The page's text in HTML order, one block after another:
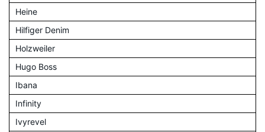
Heine
Hilfiger Denim
Holzweiler
Hugo Boss
Ibana
Infinity
Ivyrevel